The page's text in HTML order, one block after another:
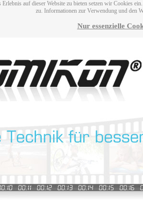
auf dieser Website zu bieten setzen wir Cookies
zu. Informationen zur Verwendung und den
Nur essenzielle